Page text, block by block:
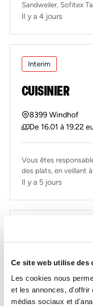
Ce site web utilise des
Les cookies nous
et les annonces, d'offrir
médias sociaux et
Sandweiler, Sofitex
Il y a 4 jours
Interim
CUISINIER
8399 Windhof
De 16.01 à 19.22
Vous êtes
des plats, en veillant
Il y a 5 jours
COMPTABLE
Luxembourg
De 60000 à